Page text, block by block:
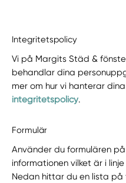
Integritetspolicy
Vi på Margits Städ &
behandlar dina
mer om hur vi hanterar
integritetspolicy.
Formulär
Använder du formulären
informationen vilket är i
Nedan hittar du en lista på